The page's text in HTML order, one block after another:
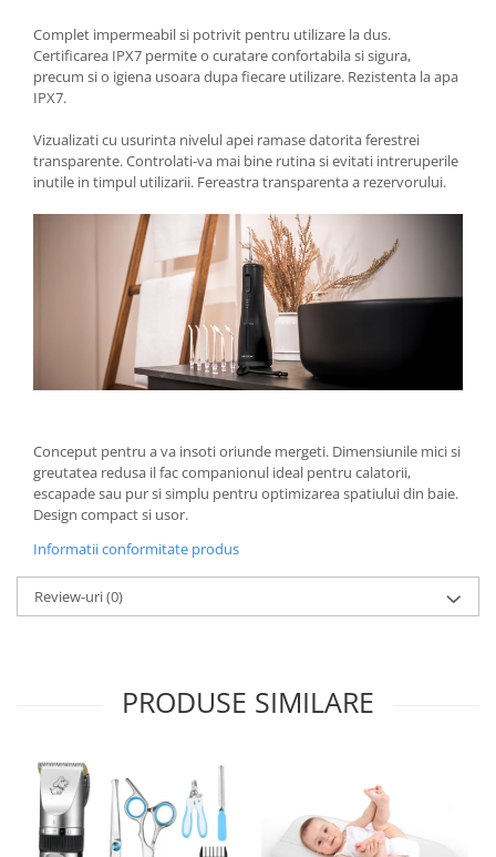
Complet impermeabil si potrivit pentru utilizare la dus.
Certificarea IPX7 permite o curatare confortabila si sigura,
precum si o igiena usoara dupa fiecare utilizare. Rezistenta la apa
IPX7.
Vizualizati cu usurinta nivelul apei ramase datorita ferestrei
transparente. Controlati-va mai bine rutina si evitati intreruperile
inutile in timpul utilizarii. Fereastra transparenta a rezervorului.
Conceput pentru a va insoti oriunde mergeti. Dimensiunile mici si
greutatea redusa il fac companionul ideal pentru calatorii,
escapade sau pur si simplu pentru optimizarea spatiului din baie.
Design compact si usor.
Informatii conformitate produs
Review-uri(0)
PRODUSE SIMILARE